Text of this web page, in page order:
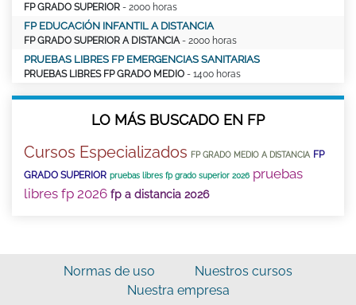
FP GRADO SUPERIOR - 2000 horas
FP EDUCACIÓN INFANTIL A DISTANCIA
FP GRADO SUPERIOR A DISTANCIA - 2000 horas
PRUEBAS LIBRES FP EMERGENCIAS SANITARIAS
PRUEBAS LIBRES FP GRADO MEDIO - 1400 horas
LO MÁS BUSCADO EN FP
Cursos Especializados FP GRADO MEDIO A DISTANCIA FP
GRADO SUPERIOR pruebas libres fp grado superior 2026 pruebas
libres fp 2026 fp a distancia 2026
Normas de uso
Nuestros cursos
Nuestra empresa